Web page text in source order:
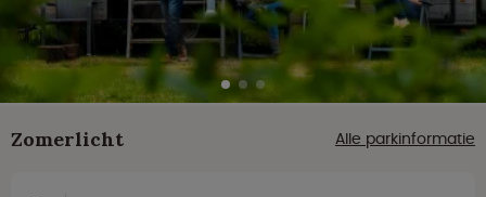
Zomerlicht Alle parkinformatie